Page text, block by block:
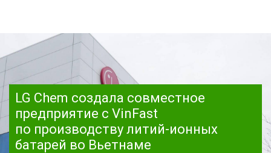
LG Chem создала совместное
предприятие с VinFast
по производству литий-ионных
батарей во Вьетнаме